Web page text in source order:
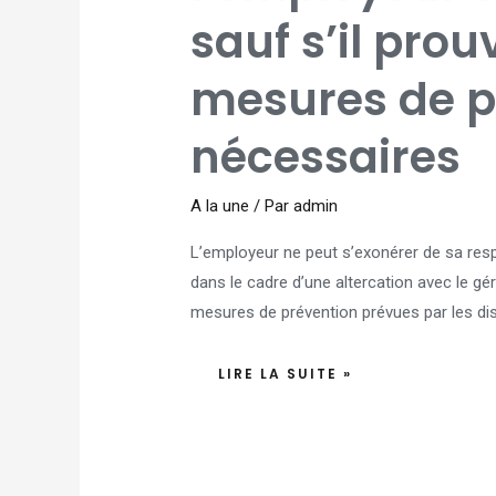
sauf s’il
mesures de
nécessaires
A la une / Paradmin
L’employeur ne peut s’exonérer de sa
dans le cadre d’une altercation avec le
mesures de prévention prévues par les
PROUVE
AVOIR
PRIS
DE
PRÉVENTION
NÉCESSAIRES
LIRE LA SUITE »